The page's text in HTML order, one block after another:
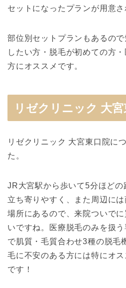
セットになったプランが用意さ
部位別セットプランもあるの
したい方・脱毛が初めての方
方にオススメです。
リゼクリニック 大
リゼクリニック 大宮東口院に
た。
JR大宮駅から歩いて5分ほどの
立ち寄りやすく、また周辺に
場所にあるので、来院ついで
いですね。医療脱毛のみを扱
で肌質・毛質合わせ3種の脱毛
毛に不安のある方には特にオ
です！